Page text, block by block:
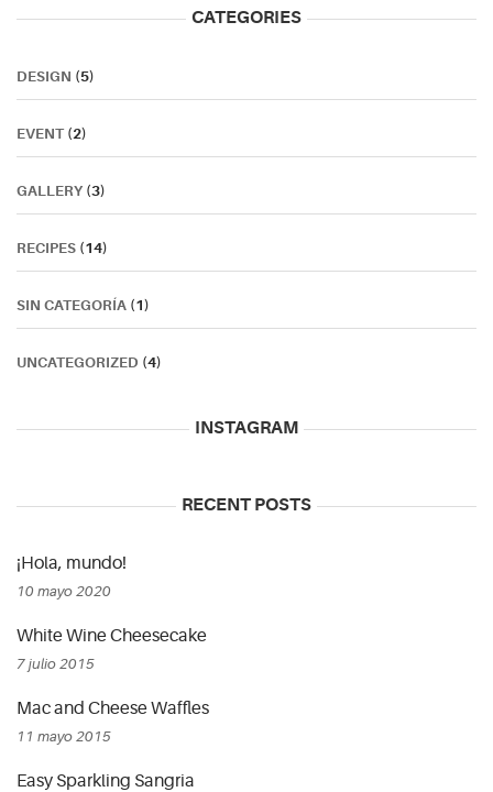
CATEGORIES
DESIGN (5)
EVENT(2)
GALLERY (3)
RECIPES (14)
SIN CATEGORÍA (1)
UNCATEGORIZED (4)
INSTAGRAM
RECENT POSTS
¡Hola, mundo!
10 mayo 2020
White Wine Cheesecake
7 julio 2015
Mac and Cheese Waffles
11 mayo 2015
Easy Sparkling Sangria